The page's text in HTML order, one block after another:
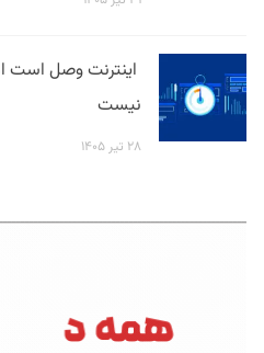
اینترنت وصل است
نیست
۲۸ تیر ۱۴۰۵